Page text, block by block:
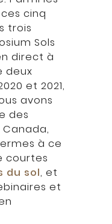
cinq
trois
Sols
direct à
deux
et 2021,
avons
des
à ce
courtes
du sol, et
et